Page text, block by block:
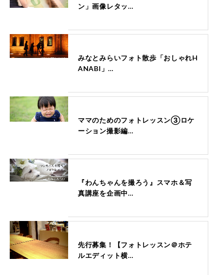
ン」画像レタッ…
みなとみらいフォト散歩「おしゃれH
ANABI」…
ママのためのフォトレッスン③ロケ
ーション撮影編…
『わんちゃんを撮ろう』スマホ＆写
真講座を企画中…
先行募集！【フォトレッスン＠ホテ
ルエディット横…